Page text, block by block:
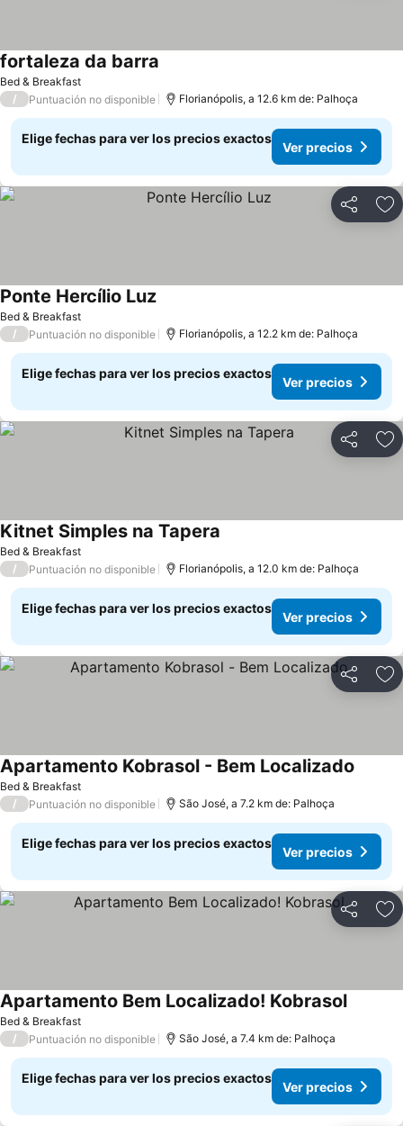
Bed & Breakfast
fortaleza da barra
/ Puntuación no disponible Florianópolis, a 12.6 km de: Palhoça
Elige fechas para ver los precios exactos
Ver precios
Compartir
Bed & Breakfast
Ponte Hercílio Luz
/ Puntuación no disponible Florianópolis, a 12.2 km de: Palhoça
Elige fechas para ver los precios exactos
Ver precios
Compartir
Bed & Breakfast
Kitnet Simples na Tapera
/ Puntuación no disponible Florianópolis, a 12.0 km de: Palhoça
Elige fechas para ver los precios exactos
Ver precios
Compartir
Bed & Breakfast
Apartamento Kobrasol - Bem Localizado
/ Puntuación no disponible São José, a 7.2 km de: Palhoça
Elige fechas para ver los precios exactos
Ver precios
Compartir
Bed & Breakfast
Apartamento Bem Localizado! Kobrasol
/ Puntuación no disponible São José, a 7.4 km de: Palhoça
Elige fechas para ver los precios exactos
Ver precios